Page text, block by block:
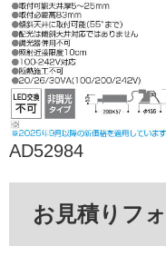
AD52984
お見積りフ